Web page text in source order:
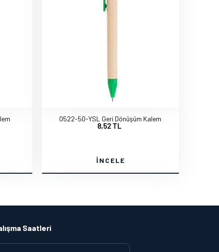
0522-50-YSL Geri Dönüşüm Kalem
8,52 TL
İNCELE
Saatleri